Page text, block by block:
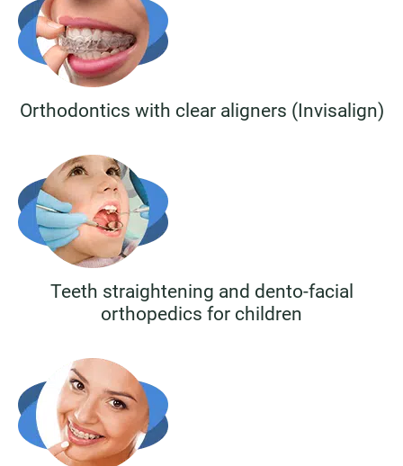
Orthodontics with clear aligners (Invisalign)
Teeth straightening and dento-facial
orthopedics for children